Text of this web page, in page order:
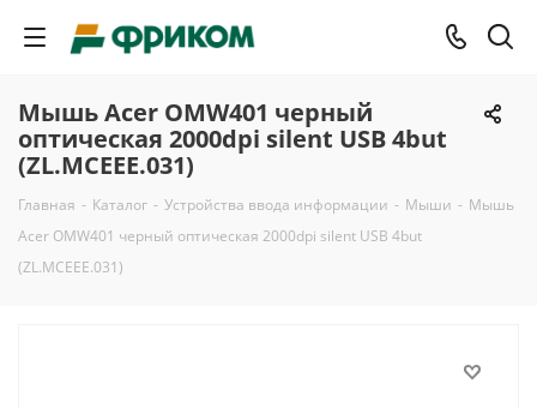
Мышь Acer OMW401 черный
оптическая 2000dpi silent USB 4but
(ZL.MCEEE.031)
Главная - Каталог - Устройства ввода информации - Мыши - Мышь
Acer OMW401 черный оптическая 2000dpi silent USB 4but
(ZL.MCEEE.031)